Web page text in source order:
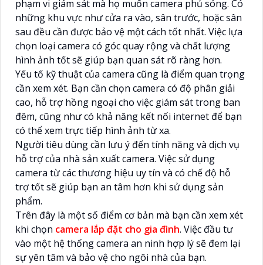
phạm vi giám sát mà họ muốn camera phủ sóng. Có
những khu vực như cửa ra vào, sân trước, hoặc sân
sau đều cần được bảo vệ một cách tốt nhất. Việc lựa
chọn loại camera có góc quay rộng và chất lượng
hình ảnh tốt sẽ giúp bạn quan sát rõ ràng hơn.
Yếu tố kỹ thuật của camera cũng là điểm quan trọng
cần xem xét. Bạn cần chọn camera có độ phân giải
cao, hỗ trợ hồng ngoại cho việc giám sát trong ban
đêm, cũng như có khả năng kết nối internet để bạn
có thể xem trực tiếp hình ảnh từ xa.
Người tiêu dùng cần lưu ý đến tính năng và dịch vụ
hỗ trợ của nhà sản xuất camera. Việc sử dụng
camera từ các thương hiệu uy tín và có chế độ hỗ
trợ tốt sẽ giúp bạn an tâm hơn khi sử dụng sản
phẩm.
Trên đây là một số điểm cơ bản mà bạn cần xem xét
khi chọn camera lắp đặt cho gia đình. Việc đầu tư
vào một hệ thống camera an ninh hợp lý sẽ đem lại
sự yên tâm và bảo vệ cho ngôi nhà của bạn.